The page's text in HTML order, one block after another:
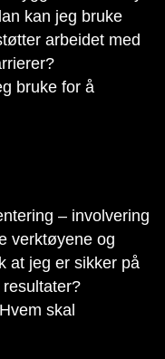
kan jeg bruke
arbeidet med
bruke for å
– involvering
verktøyene og
at jeg er sikker på
skal